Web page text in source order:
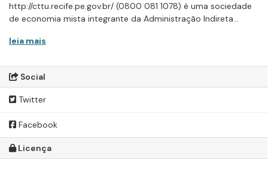
http://cttu.recife.pe.gov.br/ (0800 081 1078) é uma sociedade
de economia mista integrante da Administração Indireta...
leia mais
Social
Twitter
Facebook
Licença